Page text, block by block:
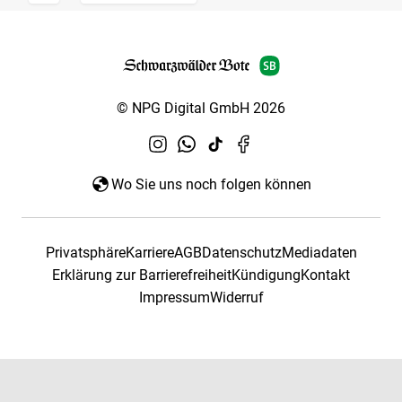
© NPG Digital GmbH 2026
Wo Sie uns noch folgen können
PrivatsphäreKarriereAGBDatenschutzMediadaten
Erklärung zur BarrierefreiheitKündigungKontakt
ImpressumWiderruf